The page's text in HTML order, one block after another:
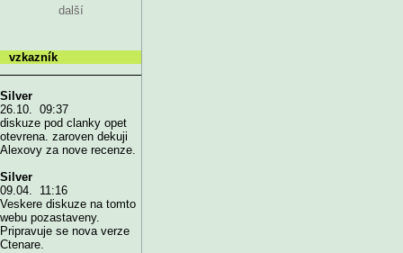
další
vzkazník
Silver
26.10. 09:37
diskuze pod clanky opet
otevrena. zaroven dekuji
Alexovy za nove recenze.
Silver
09.04. 11:16
Veskere diskuze na tomto
webu pozastaveny.
Pripravuje se nova verze
Ctenare.